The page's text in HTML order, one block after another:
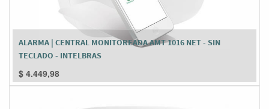
ALARMA | CENTRAL MONITOREADA AMT 1016 NET - SIN
TECLADO - INTELBRAS
$ 4.449,98